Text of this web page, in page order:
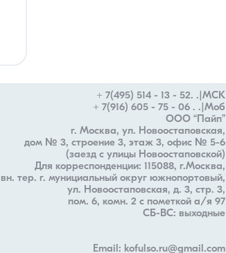
+ 7(495) 514 - 13 - 52. .|МСК
+ 7(916) 605 - 75 - 06 . .|Моб
ООО “Пайп”
г. Москва, ул. Новоостаповская,
дом № 3, строение 3, этаж 3, офис № 5-6
(заезд с улицы Новоостаповской)
Для корреспонденции: 115088, г.Москва,
вн. тер. г. мунициальный округ южнопортовый,
ул. Новоостаповская, д. 3, стр. 3,
пом. 6, комн. 2 с пометкой а/я 97
СБ-ВС: выходные
Email: kofulso.ru@gmail.com